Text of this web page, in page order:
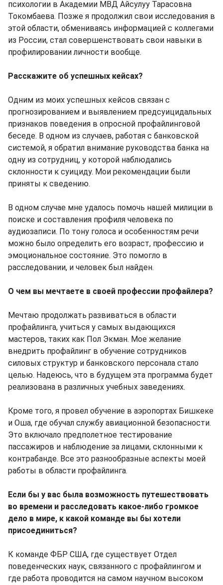
психологии в Академии МВД Айсулуу Тарасовна
Токомбаева. Позже я продолжил свои исследования в
этой области, обмениваясь информацией с коллегами
из России, стал совершенствовать свои навыки в
профилировании личности вообще.
Расскажите об успешных кейсах?
Одним из моих успешных кейсов связан с
прогнозированием и выявлением предсуицидальных
признаков поведения в опросной профайлинговой
беседе. В одном из случаев, работая с банковской
системой, я обратил внимание руководства банка на
одну из сотрудниц, у которой наблюдались
склонности к суициду. Мои рекомендации были
приняты к сведению.
В одном случае мне удалось помочь нашей милиции в
поиске и составления профиля человека по
аудиозаписи. По тону голоса и особенностям речи
можно было определить его возраст, профессию и
эмоциональное состояние. Это помогло в
расследовании, и человек был найден.
О чем вы мечтаете в своей профессии профайлера?
Мечтаю продолжать развиваться в области
профайлинга, учиться у самых выдающихся
мастеров, таких как Пол Экман. Мое желание
внедрить профайлинг в обучение сотрудников
силовых структур и банковского персонала стало
целью. Надеюсь, что в будущем эта программа будет
реализована в различных учебных заведениях.
Кроме того, я провел обучение в аэропортах Бишкеке
и Оша, где обучал службу авиационной безопасности.
Это включало предполетное тестирование
пассажиров и наблюдение за лицами, склонными к
контрабанде. Все это разнообразные аспекты моей
работы в области профайлинга.
Если бы у вас была возможность путешествовать
во времени и расследовать какое-либо громкое
дело в мире, к какой команде вы бы хотели
присоединиться?
К команде ФБР США, где существует Отдел
поведенческих наук, связанного с профайлингом и
где работа проводится на самом научном высоком